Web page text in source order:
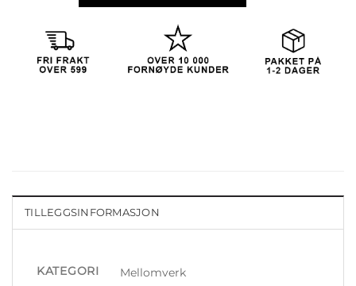
TILLEGGSINFORMASJON
KATEGORI Mellomverk